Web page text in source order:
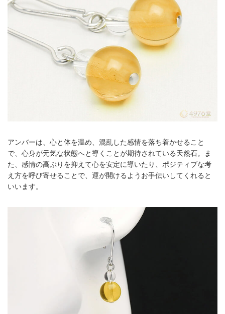
アンバーは、心と体を温め、混乱した感情を落ち着かせること
で、心身が元気な状態へと導くことが期待されている天然石。ま
た、感情の高ぶりを抑えて心を安定に導いたり、ポジティブな考
え方を呼び寄せることで、運が開けるようお手伝いしてくれると
いいます。